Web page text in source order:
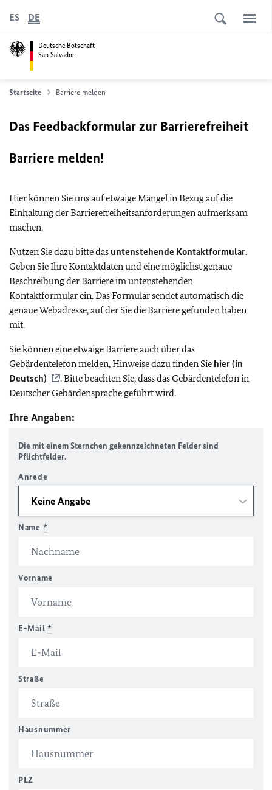
Deutsche Botschaft
San Salvador
ES DE
Startseite Barriere melden
Das Feedbackformular zur Barrierefreiheit
Barriere melden!
Hier können Sie uns auf etwaige Mängel in Bezug auf die
Einhaltung der Barrierefreiheitsanforderungen aufmerksam
machen.
Nutzen Sie dazu bitte das untenstehende Kontaktformular.
Geben Sie Ihre Kontaktdaten und eine möglichst genaue
Beschreibung der Barriere im untenstehenden
Kontaktformular ein. Das Formular sendet automatisch die
genaue Webadresse, auf der Sie die Barriere gefunden haben
mit.
Sie können eine etwaige Barriere auch über das
Gebärdentelefon melden, Hinweise dazu finden Sie hier (in
Deutsch)
. Bitte beachten Sie, dass das Gebärdentelefon in
Deutscher Gebärdensprache geführt wird.
Ihre Angaben:
Die mit einem Sternchen gekennzeichneten Felder sind
Pflichtfelder.
Anrede
Name *
Vorname
E-Mail *
Straße
Hausnummer
PLZ